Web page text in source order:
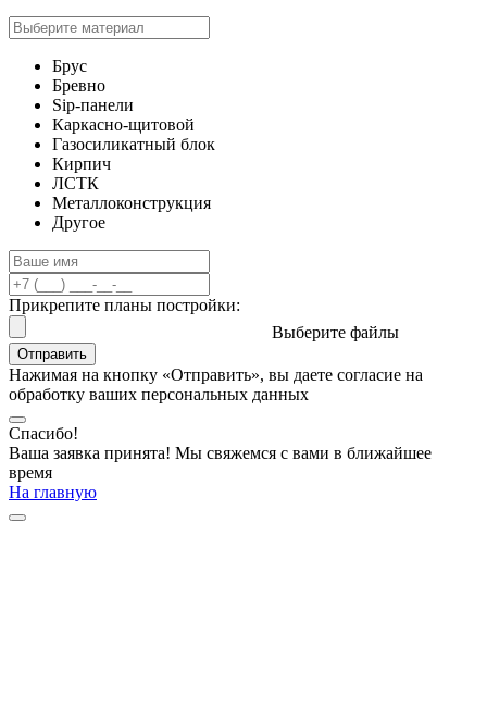
Брус
Бревно
Sip-панели
Каркасно-щитовой
Газосиликатный блок
Кирпич
ЛСТК
Металлоконструкция
Другое
Прикрепите планы постройки:
Выберите файлы
Отправить
Нажимая на кнопку «Отправить», вы даете согласие на
обработку ваших персональных данных
Спасибо!
Ваша заявка принята! Мы свяжемся с вами в ближайшее
время
На главную